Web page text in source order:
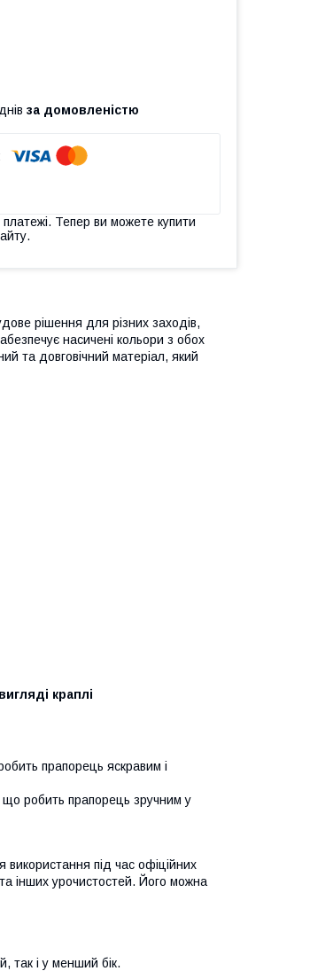
за домовленістю
платежі. Тепер ви можете купити
рішення для різних заходів,
насичені кольори з обох
та довговічний матеріал, який
краплі
прапорець яскравим і
що робить прапорець зручним у
під час офіційних
інших урочистостей. Його можна
так і у менший бік.